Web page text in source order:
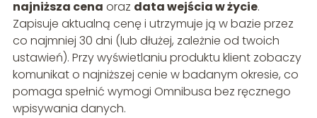
najniższa cena oraz data wejścia w życie.
Zapisuje aktualną cenę i utrzymuje ją w bazie przez
co najmniej 30 dni (lub dłużej, zależnie od twoich
ustawień). Przy wyświetlaniu produktu klient zobaczy
komunikat o najniższej cenie w badanym okresie, co
pomaga spełnić wymogi Omnibusa bez ręcznego
wpisywania danych.